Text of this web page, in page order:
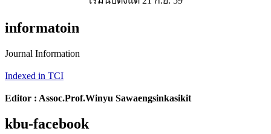
informatoin
Journal Information
Indexed in TCI
Editor : Assoc.Prof.Winyu Sawaengsinkasikit
kbu-facebook